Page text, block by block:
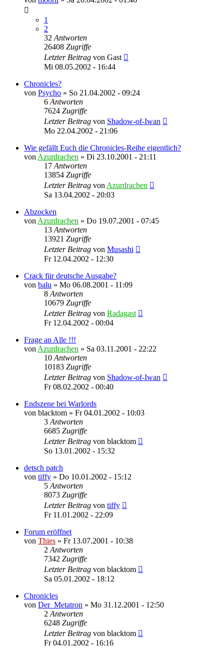
1
2
32 Antworten
26408 Zugriffe
Letzter Beitrag von Gast
Mi 08.05.2002 - 16:44
Chronicles?
von Psycho » So 21.04.2002 - 09:24
6 Antworten
7624 Zugriffe
Letzter Beitrag von Shadow-of-Iwan
Mo 22.04.2002 - 21:06
Wie gefällt Euch die Chronicles-Reihe eigentlich?
von Azurdrachen » Di 23.10.2001 - 21:11
17 Antworten
13854 Zugriffe
Letzter Beitrag von Azurdrachen
Sa 13.04.2002 - 20:03
Abzocken
von Azurdrachen » Do 19.07.2001 - 07:45
13 Antworten
13921 Zugriffe
Letzter Beitrag von Musashi
Fr 12.04.2002 - 12:30
Crack für deutsche Ausgabe?
von balu » Mo 06.08.2001 - 11:09
8 Antworten
10679 Zugriffe
Letzter Beitrag von Radagast
Fr 12.04.2002 - 00:04
Frage an Alle !!!
von Azurdrachen » Sa 03.11.2001 - 22:22
10 Antworten
10183 Zugriffe
Letzter Beitrag von Shadow-of-Iwan
Fr 08.02.2002 - 00:40
Endszene bei Warlords
von blacktom » Fr 04.01.2002 - 10:03
3 Antworten
6685 Zugriffe
Letzter Beitrag von blacktom
So 13.01.2002 - 15:32
detsch patch
von tiffy » Do 10.01.2002 - 15:12
5 Antworten
8073 Zugriffe
Letzter Beitrag von tiffy
Fr 11.01.2002 - 22:09
Forum eröffnet
von Thies » Fr 13.07.2001 - 10:38
2 Antworten
7342 Zugriffe
Letzter Beitrag von blacktom
Sa 05.01.2002 - 18:12
Chronicles
von Der_Metatron » Mo 31.12.2001 - 12:50
2 Antworten
6248 Zugriffe
Letzter Beitrag von blacktom
Fr 04.01.2002 - 16:16